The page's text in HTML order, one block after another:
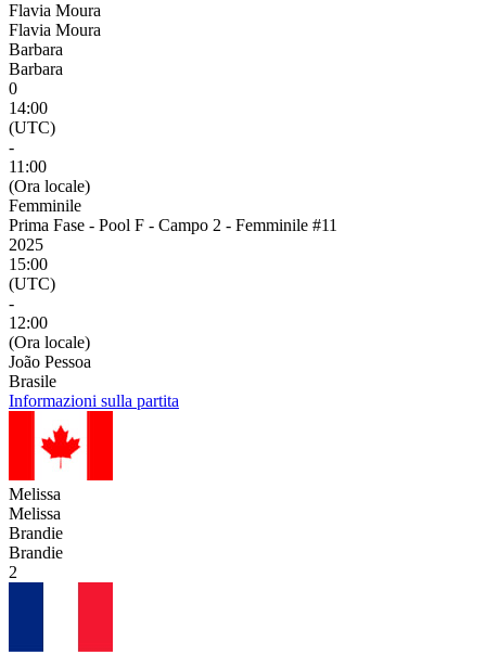
Flavia Moura
Flavia Moura
Barbara
Barbara
0
14:00
(UTC)
-
11:00
(Ora locale)
Femminile
Prima Fase - Pool F - Campo 2 - Femminile #11
2025
15:00
(UTC)
-
12:00
(Ora locale)
João Pessoa
Brasile
Informazioni sulla partita
Melissa
Melissa
Brandie
Brandie
2